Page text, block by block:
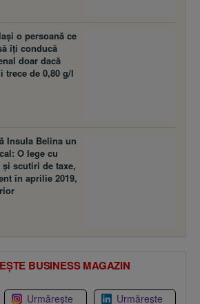
o persoană ce
îţi conducă
doar dacă
trece de 0,80 g/l
Insula Belina un
O lege cu
scutiri de taxe,
în aprilie 2019,
BUSINESS MAGAZIN
Urmărește Urmărește